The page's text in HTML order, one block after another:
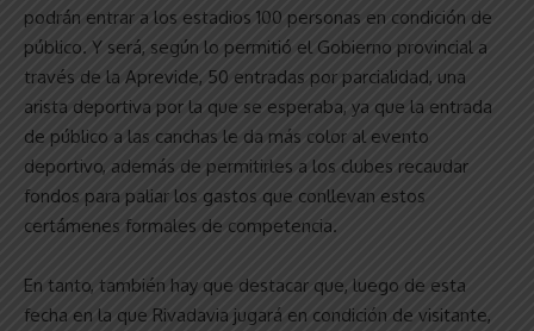
podrán entrar a los estadios 100 personas en condición de
público. Y será, según lo permitió el Gobierno provincial a
través de la Aprevide, 50 entradas por parcialidad, una
arista deportiva por la que se esperaba, ya que la entrada
de público a las canchas le da más color al evento
deportivo, además de permitirles a los clubes recaudar
fondos para paliar los gastos que conllevan estos
certámenes formales de competencia.
En tanto, también hay que destacar que, luego de esta
fecha en la que Rivadavia jugará en condición de visitante,